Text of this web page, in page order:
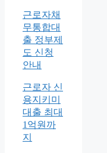
근로자채
무통합대
출 정부제
도 신청
안내
근로자 신
용지키미
대출 최대
1억원까
지